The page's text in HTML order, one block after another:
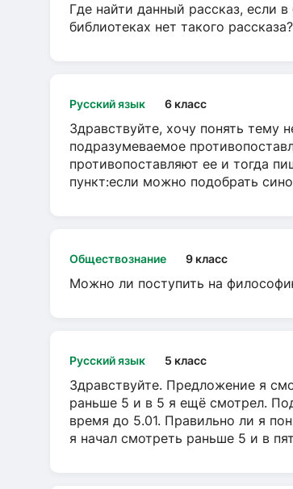
Где найти данный рассказ, если
библиотеках нет такого рассказа?
Русский язык 6 класс
Здравствуйте, хочу понять тему
подразумеваемое
противопоставляют ее и тогда
пункт:если можно подобрать
Обществознание 9 класс
Можно ли поступить на
Русский язык 5 класс
Здравствуйте. Предложение я
раньше 5 и в 5 я ещё смотрел.
время до 5.01. Правильно ли я
я начал смотреть раньше 5 и в